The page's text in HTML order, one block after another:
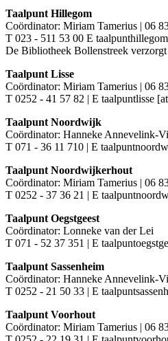
Taalpunt Hillegom
Coördinator: Miriam Tamerius | 06
T 023 - 511 53 00 E
De Bibliotheek Bollenstreek
Taalpunt Lisse
Coördinator: Miriam Tamerius | 06
T 0252 - 41 57 82 | E taalpuntlisse
Taalpunt Noordwijk
Coördinator: Hanneke Annevelink-
T 071 - 36 11 710 | E
Taalpunt Noordwijkerhout
Coördinator: Miriam Tamerius | 06
T 0252 - 37 36 21 | E
Taalpunt Oegstgeest
Coördinator: Lonneke van der Lei
T 071 - 52 37 351 | E
Taalpunt Sassenheim
Coördinator: Hanneke Annevelink-
T 0252 - 21 50 33 | E
Taalpunt Voorhout
Coördinator: Miriam Tamerius | 06